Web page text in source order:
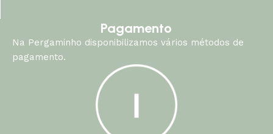
Pagamento
Na Pergaminho disponibilizamos vários métodos de
pagamento.